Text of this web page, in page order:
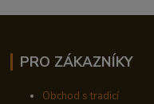
PRO ZÁKAZNÍKY
Obchod s tradicí